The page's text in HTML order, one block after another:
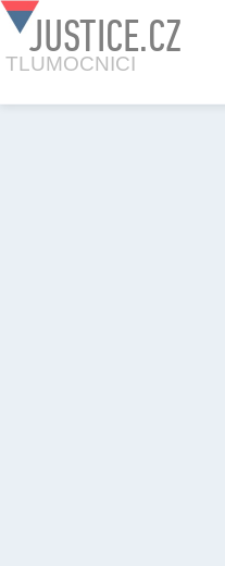
JUSTICE.CZ
TLUMOCNICI